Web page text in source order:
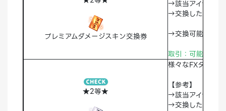
プレミアムダメージスキン交換券
→該当アイテムを
→交換したダメー
→交換可能なダメ
取引：可能
★2等★
様々なFXタイト
【参考】
→該当アイテムを
→交換したFXタ